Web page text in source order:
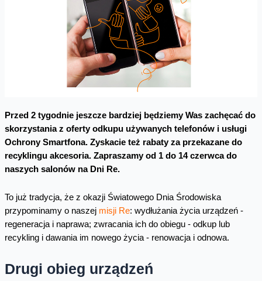
Przed 2 tygodnie jeszcze bardziej będziemy Was zachęcać do
skorzystania z oferty odkupu używanych telefonów i usługi
Ochrony Smartfona. Zyskacie też rabaty za przekazane do
recyklingu akcesoria. Zapraszamy od 1 do 14 czerwca do
naszych salonów na Dni Re.
To już tradycja, że z okazji Światowego Dnia Środowiska
przypominamy o naszej misji Re: wydłużania życia urządzeń -
regeneracja i naprawa; zwracania ich do obiegu - odkup lub
recykling i dawania im nowego życia - renowacja i odnowa.
Drugi obieg urządzeń